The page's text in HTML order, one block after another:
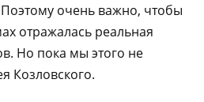
очень важно, чтобы
отражалась реальная
Но пока мы этого не
Козловского.